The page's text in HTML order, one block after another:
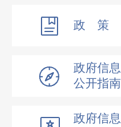
政 策
政府信息
公开指南
政府信息